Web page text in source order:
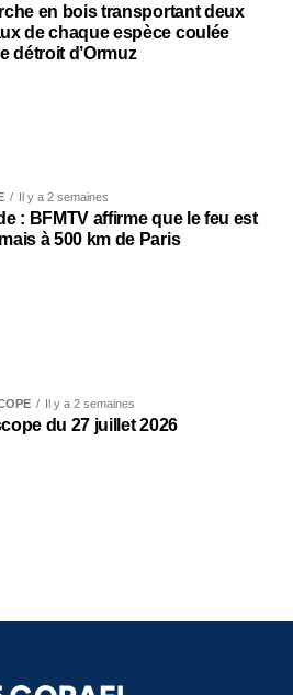
en bois transportant deux
de chaque espèce coulée
détroit d’Ormuz
Il y a 2 semaines
: BFMTV affirme que le feu est
à 500 km de Paris
Il y a 2 semaines
du 27 juillet 2026